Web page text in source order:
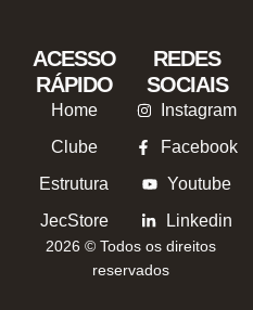
ACESSO
RÁPIDO
Home
Clube
Estrutura
JecStore
REDES
SOCIAIS
Instagram
Facebook
Youtube
Linkedin
2026 © Todos os direitos
reservados